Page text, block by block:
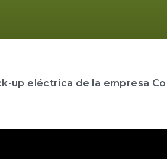
up eléctrica de la empresa